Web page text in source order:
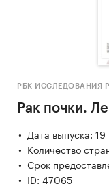
РБК ИССЛЕДОВАНИЯ
Рак почки.
Дата выпуска:
Количество
Срок
ID: 47065